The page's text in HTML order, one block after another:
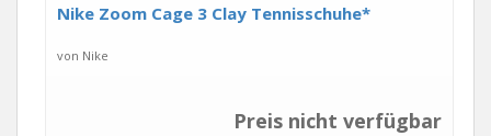
Nike Zoom Cage 3 Clay Tennisschuhe*
von Nike
Preis nicht verfügbar